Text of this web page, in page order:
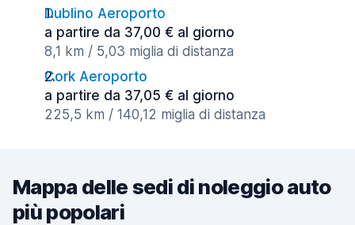
Dublino Aeroporto
a partire da 37,00 € al giorno
8,1 km / 5,03 miglia di distanza
Cork Aeroporto
a partire da 37,05 € al giorno
225,5 km / 140,12 miglia di distanza
Mappa delle sedi di noleggio auto
più popolari